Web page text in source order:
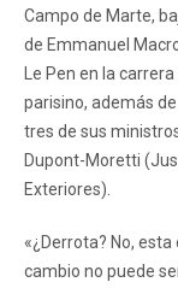
Campo de Marte,
de Emmanuel
Le Pen en la
parisino, además
tres de sus
Dupont-Moretti
Exteriores).
«¿Derrota? No,
cambio no puede